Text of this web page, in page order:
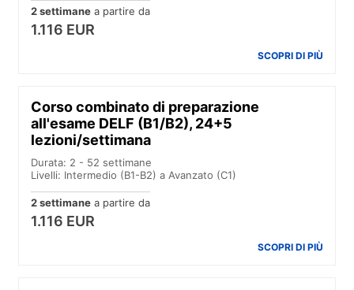
2 settimane a partire da
1.116 EUR
SCOPRI DI PIÙ
Corso combinato di preparazione
all'esame DELF (B1/B2), 24+5
lezioni/settimana
Durata: 2 - 52 settimane
Livelli: Intermedio (B1-B2) a Avanzato (C1)
2 settimane a partire da
1.116 EUR
SCOPRI DI PIÙ